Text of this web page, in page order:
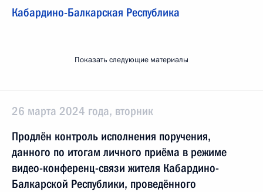
Кабардино-Балкарская Республика
Показать следующие материалы
26 марта 2024 года, вторник
Продлён контроль исполнения поручения,
данного по итогам личного приёма в режиме
видео-конференц-связи жителя Кабардино-
Балкарской Республики, проведённого